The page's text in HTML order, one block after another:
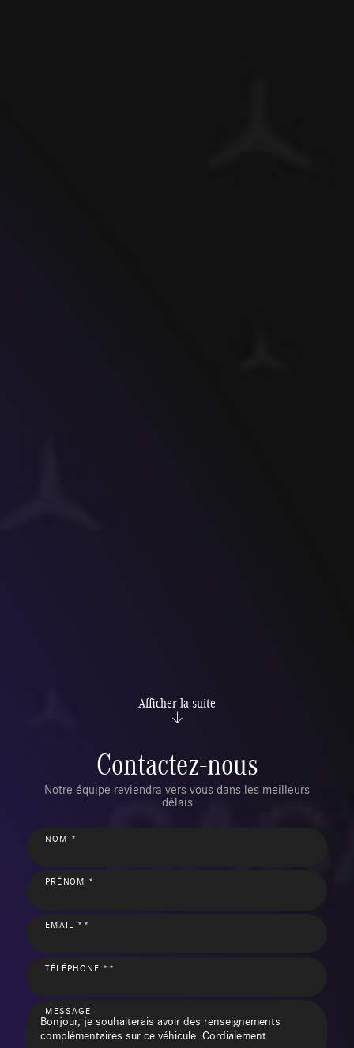
Afficher la suite
Contactez-nous
Notre équipe reviendra vers vous dans les meilleurs
délais
NOM *
PRÉNOM *
EMAIL **
TÉLÉPHONE **
MESSAGE